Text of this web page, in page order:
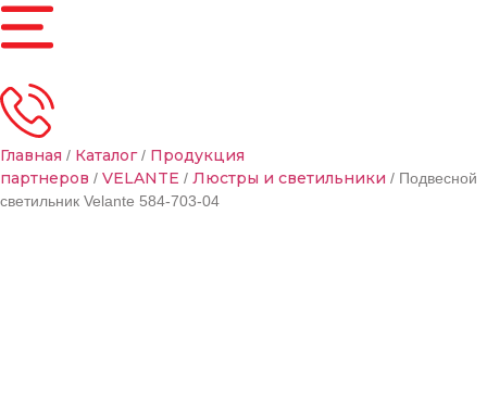
Главная / Каталог/ Продукция
партнеров / VELANTE / Люстры и светильники / Подвесной
светильник Velante 584-703-04